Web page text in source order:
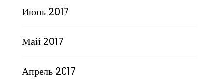
Июнь 2017
Май 2017
Апрель 2017